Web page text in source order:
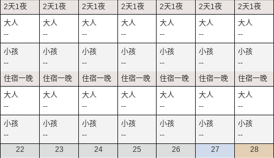
--
--
--
--
--
--
--
--
--
--
--
--
--
--
--
--
--
--
--
--
--
--
--
--
--
--
--
--
22
23 24 25 26 27 28